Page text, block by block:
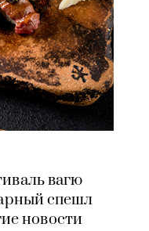
вагю
спешл
новости